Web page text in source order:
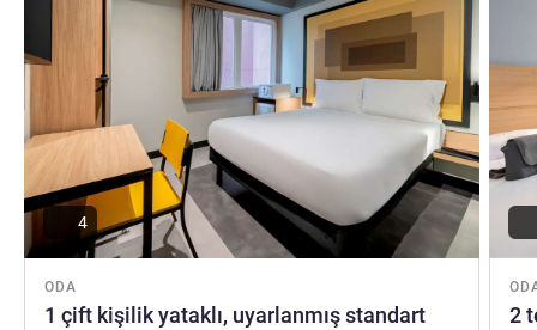
ODA
1 çift kişilik yataklı, uyarlanmış standart
4
2